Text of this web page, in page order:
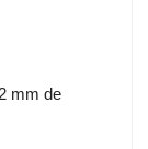
mm de